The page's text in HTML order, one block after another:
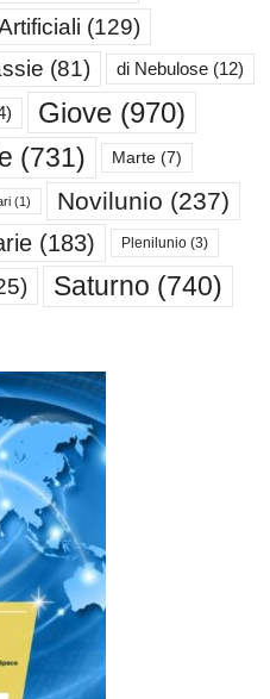
(129)
(81) di Nebulose (12)
Giove (970)
(731) Marte (7)
(1) Novilunio (237)
(183) Plenilunio (3)
Saturno (740)